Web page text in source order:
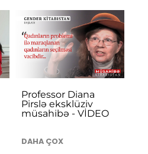
Professor Diana
Pirslə eksklüziv
müsahibə - VİDEO
DAHA ÇOX